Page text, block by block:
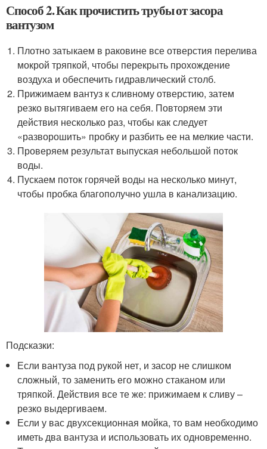
Способ 2. Как прочистить трубы от засора
вантузом
Плотно затыкаем в раковине все отверстия перелива
мокрой тряпкой, чтобы перекрыть прохождение
воздуха и обеспечить гидравлический столб.
Прижимаем вантуз к сливному отверстию, затем
резко вытягиваем его на себя. Повторяем эти
действия несколько раз, чтобы как следует
«разворошить» пробку и разбить ее на мелкие части.
Проверяем результат выпуская небольшой поток
воды.
Пускаем поток горячей воды на несколько минут,
чтобы пробка благополучно ушла в канализацию.
Подсказки:
Если вантуза под рукой нет, и засор не слишком
сложный, то заменить его можно стаканом или
тряпкой. Действия все те же: прижимаем к сливу –
резко выдергиваем.
Если у вас двухсекционная мойка, то вам необходимо
иметь два вантуза и использовать их одновременно.